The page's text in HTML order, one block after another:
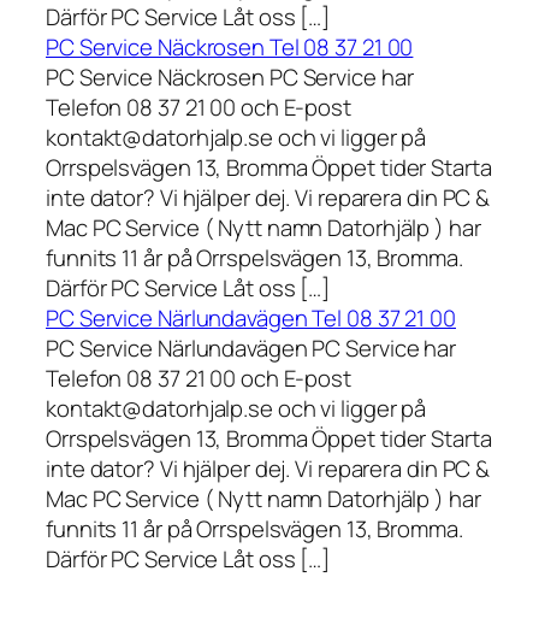
Därför PC Service Låt oss […]
PC Service Näckrosen Tel 08 37 21 00
PC Service Näckrosen PC Service har
Telefon 08 37 21 00 och E-post
kontakt@datorhjalp.se och vi ligger på
Orrspelsvägen 13, Bromma Öppet tider Starta
inte dator? Vi hjälper dej. Vi reparera din PC &
Mac PC Service ( Nytt namn Datorhjälp ) har
funnits 11 år på Orrspelsvägen 13, Bromma.
Därför PC Service Låt oss […]
PC Service Närlundavägen Tel 08 37 21 00
PC Service Närlundavägen PC Service har
Telefon 08 37 21 00 och E-post
kontakt@datorhjalp.se och vi ligger på
Orrspelsvägen 13, Bromma Öppet tider Starta
inte dator? Vi hjälper dej. Vi reparera din PC &
Mac PC Service ( Nytt namn Datorhjälp ) har
funnits 11 år på Orrspelsvägen 13, Bromma.
Därför PC Service Låt oss […]